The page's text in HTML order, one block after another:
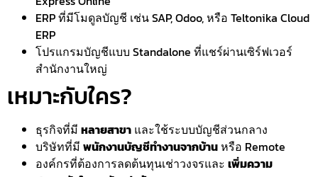
ERP ที่มีโมดูลบัญชี เช่น SAP, Odoo, หรือ Teltonika Cloud
ERP
โปรแกรมบัญชีแบบ Standalone ที่แชร์ผ่านเซิร์ฟเวอร์
สำนักงานใหญ่
เหมาะกับใคร?
ธุรกิจที่มี หลายสาขา และใช้ระบบบัญชีส่วนกลาง
บริษัทที่มี พนักงานบัญชีทำงานจากบ้านหรือ Remote
องค์กรที่ต้องการลดต้นทุนเช่าวงจรและ เพิ่มความ